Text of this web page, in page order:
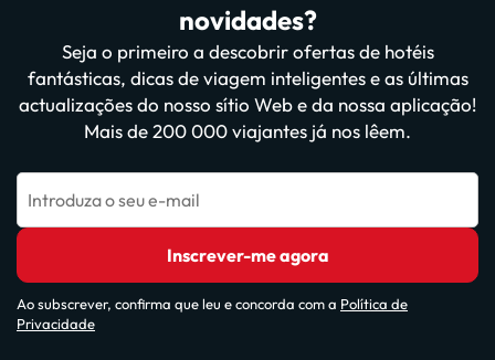
novidades?
Seja o primeiro a descobrir ofertas de hotéis
fantásticas, dicas de viagem inteligentes e as últimas
actualizações do nosso sítio Web e da nossa aplicação!
Mais de 200 000 viajantes já nos lêem.
Introduza o seu e-mail
Inscrever-me agora
Ao subscrever, confirma que leu e concorda com a Política de
Privacidade